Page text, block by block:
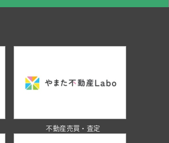
不動産売買・査定